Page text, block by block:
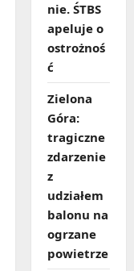
nie. ŚTBS
apeluje o
ostrożnoś
ć
Zielona
Góra:
tragiczne
zdarzenie
z
udziałem
balonu na
ogrzane
powietrze